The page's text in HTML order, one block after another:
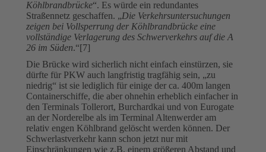
Köhlbrandbrücke“. Es würde ein redundantes
Straßennetz geschaffen. „Die Verkehrsuntersuchungen
zeigen bei Vollsperrung der Köhlbrandbrücke eine
vollständige Verlagerung des Schwerverkehrs auf die A
26 im Süden.“[7]
Die Brücke wird sicherlich nicht einfach einstürzen, sie
dürfte für PKW auch langfristig tragfähig sein, „zu
niedrig“ ist sie lediglich für einige der ca. 400m langen
Containerschiffe, die aber ohnehin erheblich einfacher in
den Terminals Tollerort, Burchardkai und von Eurogate
an der Norderelbe als im Terminal Altenwerder am
relativ engen Köhlbrand gelöscht werden können. Der
Schwerlastverkehr kann schon jetzt nur mit
Einschränkungen wie z.B. einem größeren Abstand und